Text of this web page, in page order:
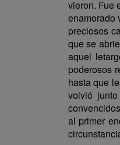
vieron. Fue
enamorado
preciosos
que se
aquel
poderosos
hasta que
volvió
al primer